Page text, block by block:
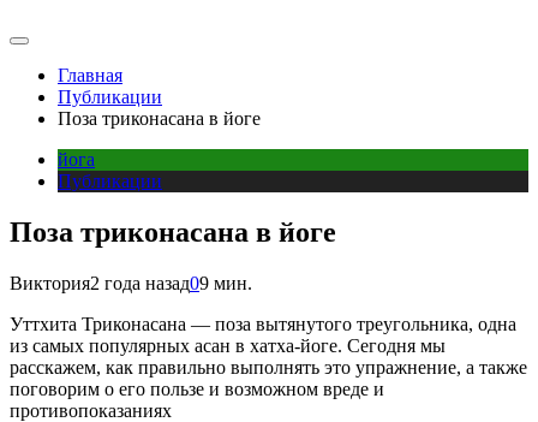
Главная
Публикации
Поза триконасана в йоге
йога
Публикации
Поза триконасана в йоге
Виктория2 года назад09 мин.
Уттхита Триконасана — поза вытянутого треугольника, одна
из самых популярных асан в хатха-йоге. Сегодня мы
расскажем, как правильно выполнять это упражнение, а также
поговорим о его пользе и возможном вреде и
противопоказаниях